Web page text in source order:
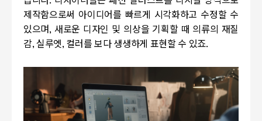
제작함으로써 아이디어를 빠르게 시각화하고 수정할 수
있으며, 새로운 디자인 및 의상을 기획할 때 의류의 재질
감,실루엣, 컬러를 보다 생생하게 표현할 수 있죠.